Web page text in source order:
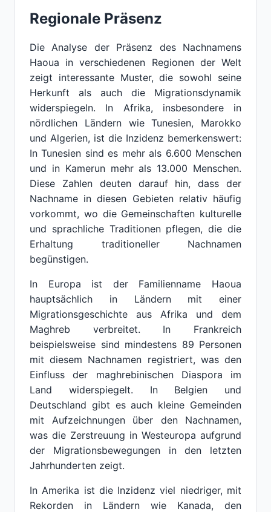
Regionale Präsenz
Die Analyse der Präsenz des Nachnamens
Haoua in verschiedenen Regionen der Welt
zeigt interessante Muster, die sowohl seine
Herkunft als auch die Migrationsdynamik
widerspiegeln. In Afrika, insbesondere in
nördlichen Ländern wie Tunesien, Marokko
und Algerien, ist die Inzidenz bemerkenswert:
In Tunesien sind es mehr als 6.600 Menschen
und in Kamerun mehr als 13.000 Menschen.
Diese Zahlen deuten darauf hin, dass der
Nachname in diesen Gebieten relativ häufig
vorkommt, wo die Gemeinschaften kulturelle
und sprachliche Traditionen pflegen, die die
Erhaltung traditioneller Nachnamen
begünstigen.
In Europa ist der Familienname Haoua
hauptsächlich in Ländern mit einer
Migrationsgeschichte aus Afrika und dem
Maghreb verbreitet. In Frankreich
beispielsweise sind mindestens 89 Personen
mit diesem Nachnamen registriert, was den
Einfluss der maghrebinischen Diaspora im
Land widerspiegelt. In Belgien und
Deutschland gibt es auch kleine Gemeinden
mit Aufzeichnungen über den Nachnamen,
was die Zerstreuung in Westeuropa aufgrund
der Migrationsbewegungen in den letzten
Jahrhunderten zeigt.
In Amerika ist die Inzidenz viel niedriger, mit
Rekorden in Ländern wie Kanada, den